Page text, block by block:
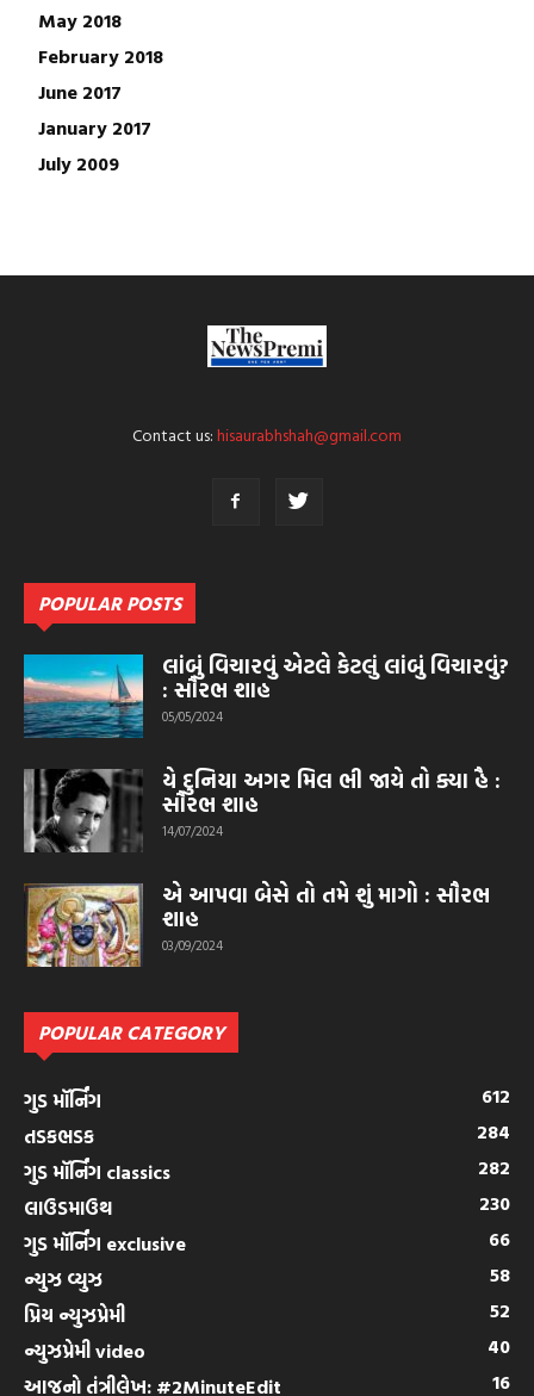
May 2018
February 2018
June 2017
January 2017
July 2009
Contact us:hisaurabhshah@gmail.com
POPULAR POSTS
લાંબું વિચારવું એટલે કેટલું લાંબું વિચારવું?
: સૌરભ શાહ
05/05/2024
યે દુનિયા અગર મિલ ભી જાયે તો ક્યા હૈ :
સૌરભ શાહ
14/07/2024
એ આપવા બેસે તો તમે શું માગો : સૌરભ
શાહ
03/09/2024
POPULAR CATEGORY
ગુડ મૉર્નિંગ
612
તડકભડક
284
ગુડ મૉર્નિંગ classics
282
લાઉડમાઉથ
230
ગુડ મૉર્નિંગ exclusive
66
ન્યુઝ વ્યુઝ
58
પ્રિય ન્યુઝપ્રેમી
52
ન્યુઝપ્રેમી video
40
આજનો તંત્રીલેખ: #2MinuteEdit
16